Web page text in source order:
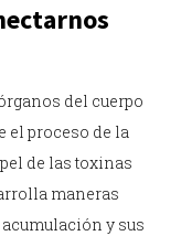
del cuerpo
el proceso de la
de las toxinas
maneras
y sus